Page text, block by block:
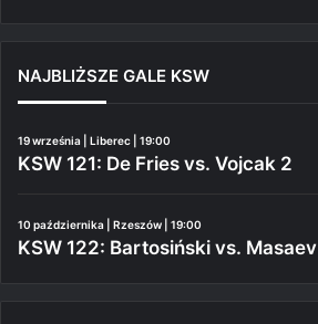
NAJBLIŻSZE GALE KSW
19 września | Liberec | 19:00
KSW 121: De Fries vs. Vojcak 2
10 października | Rzeszów | 19:00
KSW 122: Bartosiński vs. Masaev